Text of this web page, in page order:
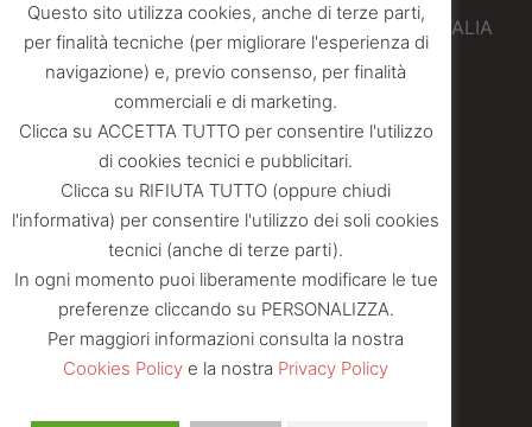
Via Galileo Ferraris 12 – 10040 Druento (TO) – ITALIA
info@eurocafcaffe.it
+39 011 4365400
+39 011 4390583
SEGUICI SU Facebook | Instagram
P. IVA e Cod. Fisc.: 06810110012
Reg. Imprese di TO: 06810110012
Capitale Sociale: € 12.000 i.v.
Questo sito utilizza cookies, anche di terze parti,
per finalità tecniche (per migliorare l'esperienza di
navigazione) e, previo consenso, per finalità
commerciali e di marketing.
Clicca su ACCETTA TUTTO per consentire l'utilizzo
di cookies tecnici e pubblicitari.
Clicca su RIFIUTA TUTTO (oppure chiudi
l'informativa) per consentire l'utilizzo dei soli cookies
tecnici (anche di terze parti).
In ogni momento puoi liberamente modificare le tue
preferenze cliccando su PERSONALIZZA.
Per maggiori informazioni consulta la nostra
Cookies Policy e la nostra Privacy Policy